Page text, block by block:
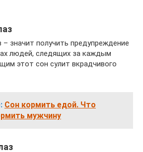
– значит получить предупреждение
людей, следящих за каждым
этот сон сулит вкрадчивого
Сон кормить едой. Что
мужчину